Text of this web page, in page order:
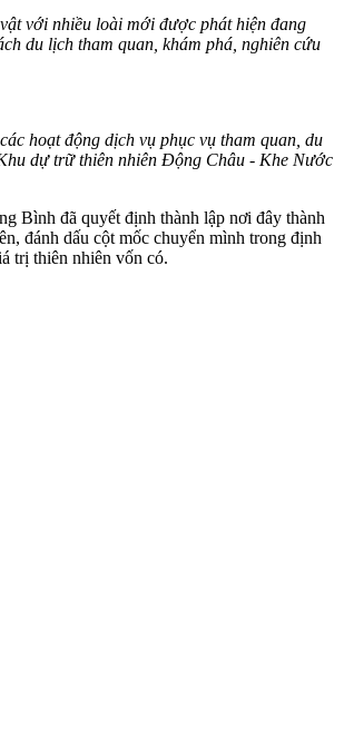
với nhiều loài mới được phát hiện đang
du lịch tham quan, khám phá, nghiên cứu
hoạt động dịch vụ phục vụ tham quan, du
dự trữ thiên nhiên Động Châu - Khe Nước
Bình đã quyết định thành lập nơi đây thành
đánh dấu cột mốc chuyển mình trong định
trị thiên nhiên vốn có.